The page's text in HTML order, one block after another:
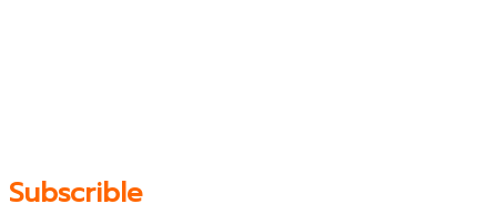
Subscrible